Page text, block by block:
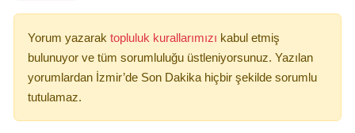
Yorum yazarak topluluk kurallarımızı kabul etmiş
bulunuyor ve tüm sorumluluğu üstleniyorsunuz. Yazılan
yorumlardan İzmir’de Son Dakika hiçbir şekilde sorumlu
tutulamaz.